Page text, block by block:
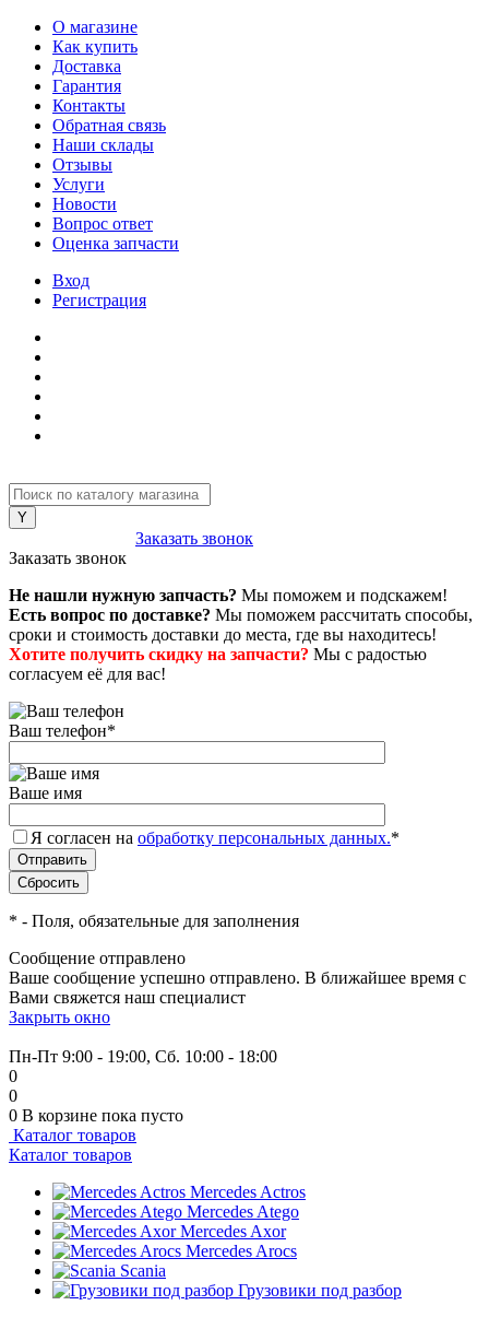
О магазине
Как купить
Доставка
Гарантия
Контакты
Обратная связь
Наши склады
Отзывы
Услуги
Новости
Вопрос ответ
Оценка запчасти
Вход
Регистрация
Заказать звонок
Заказать звонок
Не нашли нужную запчасть? Мы поможем и подскажем!
Есть вопрос по доставке? Мы поможем рассчитать способы,
сроки и стоимость доставки до места, где вы находитесь!
Хотите получить скидку на запчасти? Мы с радостью
согласуем её для вас!
Ваш телефон*
Ваше имя
Я согласен на обработку персональных данных.*
* - Поля, обязательные для заполнения
Сообщение отправлено
Ваше сообщение успешно отправлено. В ближайшее время с
Вами свяжется наш специалист
Закрыть окно
Пн-Пт 9:00 - 19:00, Сб. 10:00 - 18:00
0
0
0 В корзине пока пусто
Каталог товаров
Каталог товаров
Mercedes Actros
Mercedes Atego
Mercedes Axor
Mercedes Arocs
Scania
Грузовики под разбор